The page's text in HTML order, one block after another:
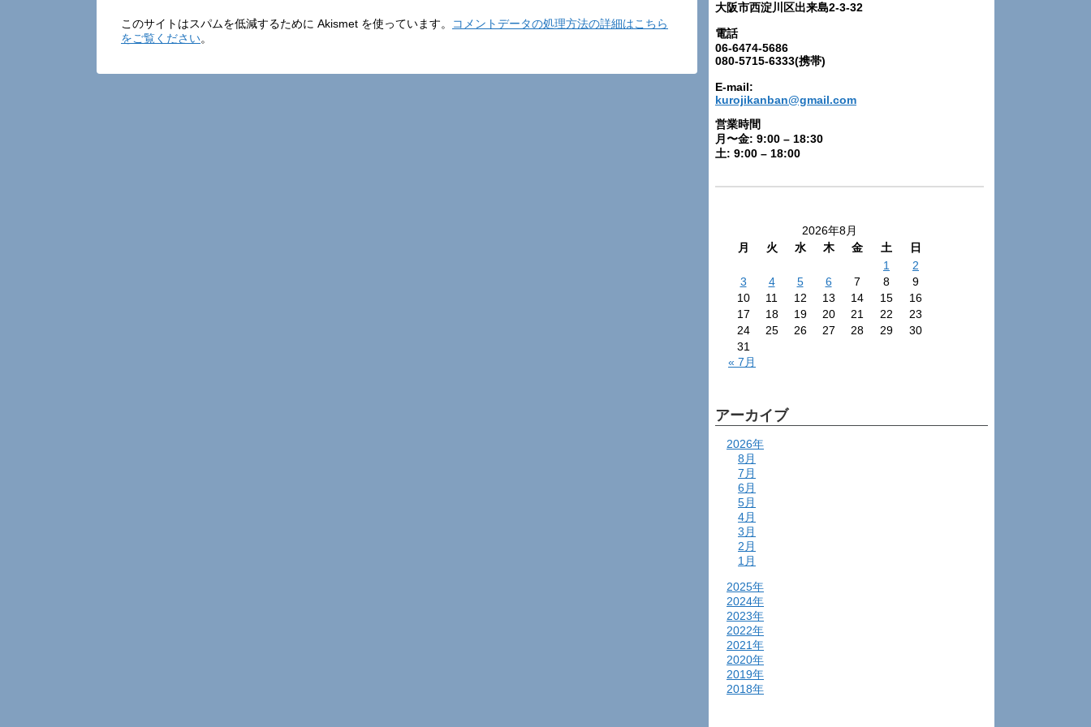
このサイトはスパムを低減するために Akismet を使っています。
コメントデータの処理方法の詳細はこちら
をご覧ください。
大阪市西淀川区出来島2-3-32
電話
06-6474-5686
080-5715-6333(携帯)
E-mail:
kurojikanban@gmail.com
営業時間
月〜金: 9:00 – 18:30
土: 9:00 – 18:00
2026年8月
月
火 水 木 金 土
日
1
2
3
4 5 6 7 8
9
10
11 12 13 14 15
16
17
18 19 20 21 22
23
24
25 26 27 28 29
30
31
« 7月
アーカイブ
2026年
8月
7月
6月
5月
4月
3月
2月
1月
2025年
2024年
2023年
2022年
2021年
2020年
2019年
2018年